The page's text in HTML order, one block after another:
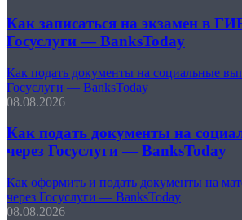
Как записаться на экзамен в
Госуслуги — BanksToday
Как подать документы на социальные
Госуслуги — BanksToday
08.08.2026
Как подать документы на
через Госуслуги — BanksToday
Как оформить и подать документы на
через Госуслуги — BanksToday
08.08.2026